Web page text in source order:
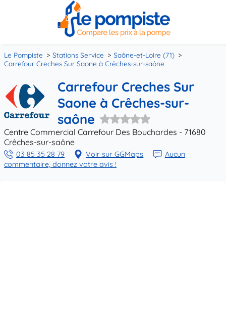
Le Pompiste Stations Service
Saône-et-Loire (71)
Carrefour Creches Sur Saone à Crêches-sur-saône
Carrefour Creches Sur
Saone à Crêches-sur-
saône
Centre Commercial Carrefour Des Bouchardes - 71680
Crêches-sur-saône
03 85 35 28 79 Voir sur GGMaps
Aucun
commentaire, donnez votre avis !